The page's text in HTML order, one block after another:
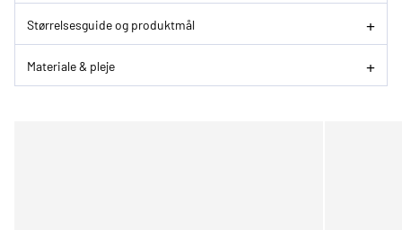
Størrelsesguide og produktmål
Materiale & pleje